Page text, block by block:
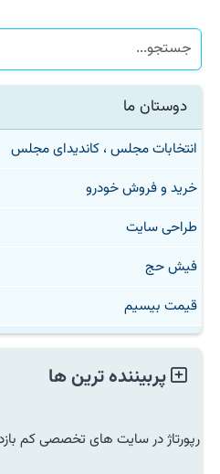
دوستان ما
انتخابات مجلس ، کاندیدای مجلس
خرید و فروش خودرو
طراحی سایت
فیش حج
قیمت بیسیم
پربیننده ترین ها
رپورتاژ در سایت های تخصصی کم